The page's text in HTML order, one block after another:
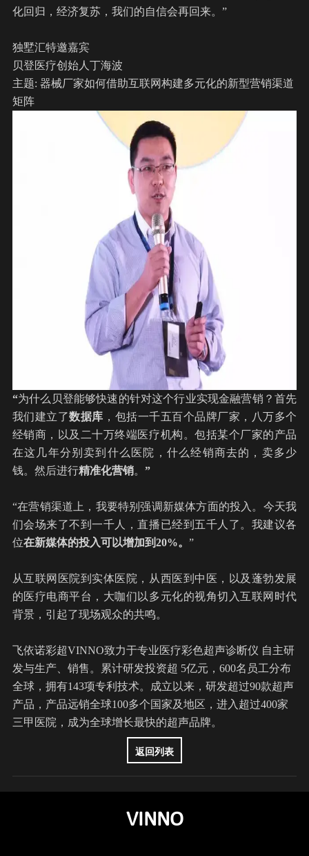
化回归，经济复苏，我们的自信会再回来。”
独墅汇特邀嘉宾
贝登医疗创始人丁海波
主题: 器械厂家如何借助互联网构建多元化的新型营销渠道
矩阵
“为什么贝登能够快速的针对这个行业实现金融营销？首先
我们建立了数据库 ，包括一千五百个品牌厂家，八万多个
经销商，以及二十万终端医疗机构。包括某个厂家的产品
在这几年分别卖到什么医院，什么经销商去的，卖多少
钱。然后进行精准化营销。 ”
“在营销渠道上，我要特别强调新媒体方面的投入。今天我
们会场来了不到一千人，直播已经到五千人了。我建议各
位在新媒体的投入可以增加到20%。 ”
从互联网医院到实体医院，从西医到中医，以及蓬勃发展
的医疗电商平台，大咖们以多元化的视角切入互联网时代
背景，引起了现场观众的共鸣。
飞依诺彩超VINNO致力于专业医疗彩色超声诊断仪 自主研
发与生产、销售。累计研发投资超 5亿元，600名员工分布
全球，拥有143项专利技术。成立以来，研发超过90款超声
产品，产品远销全球100多个国家及地区，进入超过400家
三甲医院，成为全球增长最快的超声品牌。
返回列表
VINNO